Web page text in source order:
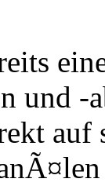
und -
auf